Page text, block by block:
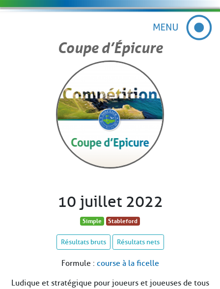
Coupe d’Épicure
10 juillet 2022
Simple Stableford
Résultats bruts Résultats nets
Formule : course à la ficelle
Ludique et stratégique pour joueurs et joueuses de tous